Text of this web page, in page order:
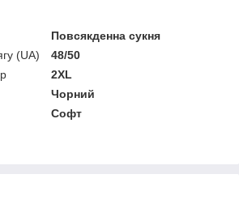
Повсякденна сукня
(UA)
48/50
2XL
Чорний
Софт